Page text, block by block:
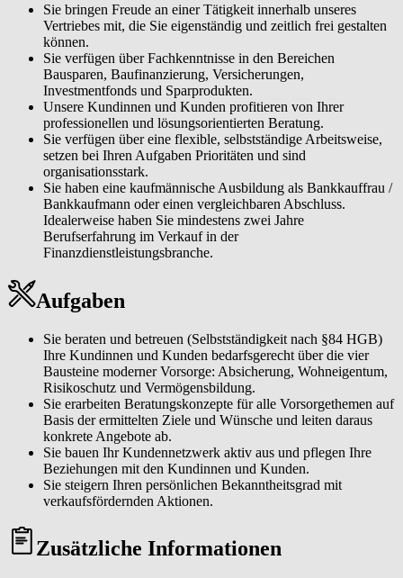
Sie bringen Freude an einer Tätigkeit innerhalb unseres
Vertriebes mit, die Sie eigenständig und zeitlich frei gestalten
können.
Sie verfügen über Fachkenntnisse in den Bereichen
Bausparen, Baufinanzierung, Versicherungen,
Investmentfonds und Sparprodukten.
Unsere Kundinnen und Kunden profitieren von Ihrer
professionellen und lösungsorientierten Beratung.
Sie verfügen über eine flexible, selbstständige Arbeitsweise,
setzen bei Ihren Aufgaben Prioritäten und sind
organisationsstark.
Sie haben eine kaufmännische Ausbildung als Bankkauffrau /
Bankkaufmann oder einen vergleichbaren Abschluss.
Idealerweise haben Sie mindestens zwei Jahre
Berufserfahrung im Verkauf in der
Finanzdienstleistungsbranche.
Aufgaben
Sie beraten und betreuen (Selbstständigkeit nach §84 HGB)
Ihre Kundinnen und Kunden bedarfsgerecht über die vier
Bausteine moderner Vorsorge: Absicherung, Wohneigentum,
Risikoschutz und Vermögensbildung.
Sie erarbeiten Beratungskonzepte für alle Vorsorgethemen auf
Basis der ermittelten Ziele und Wünsche und leiten daraus
konkrete Angebote ab.
Sie bauen Ihr Kundennetzwerk aktiv aus und pflegen Ihre
Beziehungen mit den Kundinnen und Kunden.
Sie steigern Ihren persönlichen Bekanntheitsgrad mit
verkaufsfördernden Aktionen.
Zusätzliche Informationen